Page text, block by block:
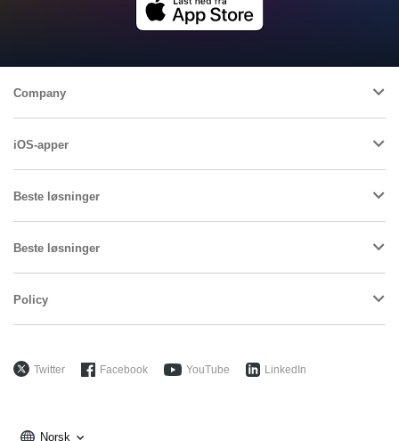
Company
iOS-apper
Beste løsninger
Beste løsninger
Policy
Twitter Facebook YouTube LinkedIn
Norsk